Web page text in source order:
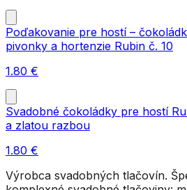
Poďakovanie pre hostí –
pivonky a hortenzie Rubin č. 10
1.80 €
Svadobné čokoládky pre hostí
a zlatou razbou
1.80 €
Výrobca svadobných tlačovín.